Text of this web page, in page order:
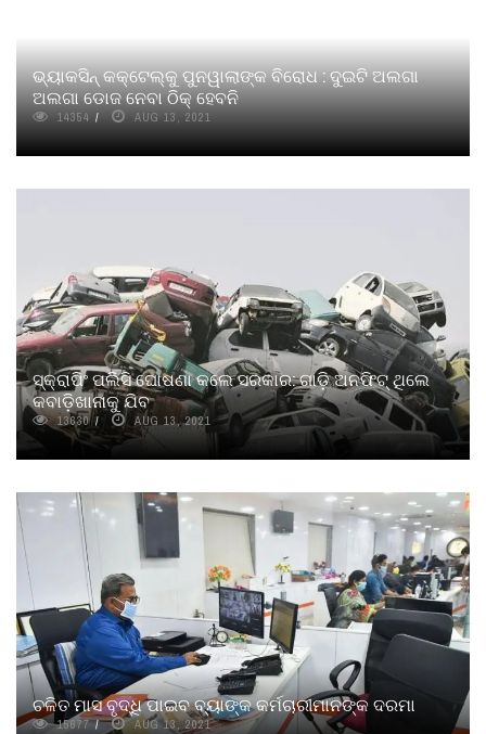
ଭ୍ୟାକସିନ୍‌ କକ୍‌ଟେଲ୍‌କୁ ପୁନୱାଲାଙ୍କ ବିରୋଧ : ଦୁଇଟି ଅଲଗା
ଅଲଗା ଡୋଜ ନେବା ଠିକ୍ ହେବନି
14354 AUG 13, 2021
ସ୍କ୍ରାପିଂ ପଲିସି ଘୋଷଣା କଲେ ସରକାର: ଗାଡ଼ି ଅନଫିଟ୍ ଥିଲେ
କବାଡ଼ିଖାନାକୁ ଯିବ
13630 AUG 13, 2021
ଚଳିତ ମାସ ବୃଦ୍ଧି ପାଇବ ବ୍ୟାଙ୍କ କର୍ମଚାରୀମାନଙ୍କ ଦରମା
15677 AUG 13, 2021